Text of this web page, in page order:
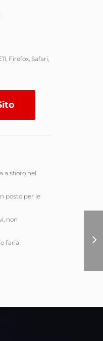
Firefox, Safari,
a sfioro nel
posto per le
non
l’aria